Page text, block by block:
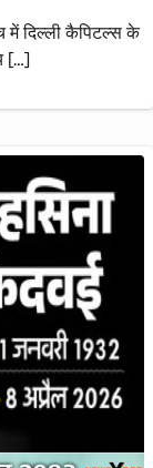
में दिल्ली कैपिटल्स के
[…]